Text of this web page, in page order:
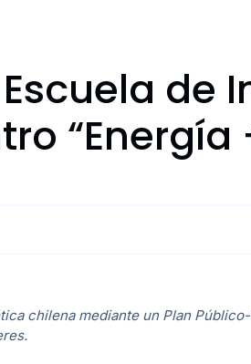
de
“Energía
chilena mediante un Plan